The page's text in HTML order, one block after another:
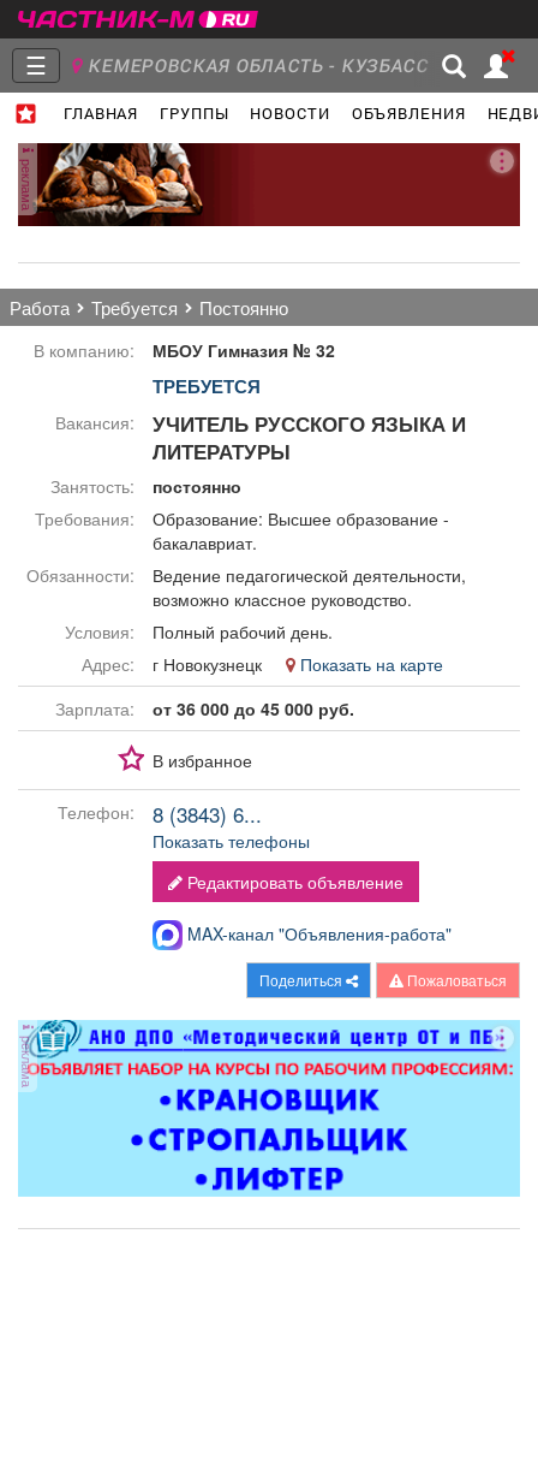
☰ КЕМЕРОВСКАЯ ОБЛАСТЬ - КУЗБАСС
ГЛАВНАЯ ГРУППЫ НОВОСТИ ОБЪЯВЛЕНИЯ
Главная
Группы Новости
Работа Транспорт Компании
Обучение
Товары Поздравления Погода
ТВ программа Я - пенсионер
реклама
работа требуется постоянно
В компанию: МБОУ Гимназия № 32
ТРЕБУЕТСЯ
Вакансия:
УЧИТЕЛЬ РУССКОГО ЯЗЫКА И
ЛИТЕРАТУРЫ
Занятость:
постоянно
Требования:
Образование: Высшее образование -
бакалавриат.
Обязанности:
Ведение педагогической деятельности,
возможно классное руководство.
Условия:
Полный рабочий день.
Адрес:
г Новокузнецк
Показать на карте
Зарплата:
от 36 000 до 45 000 руб.
В избранное
Телефон: 8 (3843) 6...
Показать телефоны
Редактировать объявление
MAX-канал "Объявления-работа"
Поделиться Пожаловаться
реклама